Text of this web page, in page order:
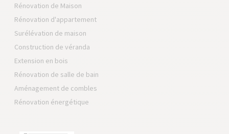
Rénovation de Maison
Rénovation d'appartement
Surélévation de maison
Construction de véranda
Extension en bois
Rénovation de salle de bain
Aménagement de combles
Rénovation énergétique